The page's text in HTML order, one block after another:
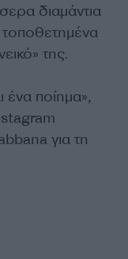
διαμάντια
της.
ένα ποίημα»,
για τη